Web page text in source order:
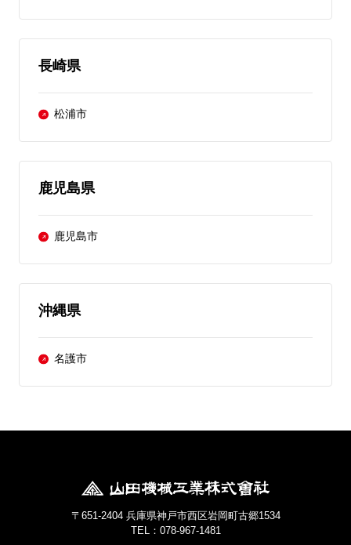
長崎県
松浦市
鹿児島県
鹿児島市
沖縄県
名護市
〒651-2404 兵庫県神戸市西区岩岡町古郷1534
TEL：078-967-1481